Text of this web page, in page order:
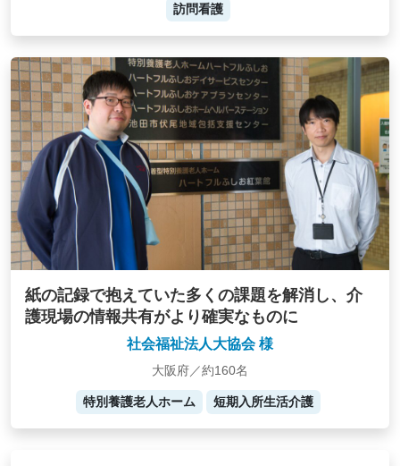
訪問看護
紙の記録で抱えていた多くの課題を解消し、介
護現場の情報共有がより確実なものに
社会福祉法人大協会 様
大阪府／約160名
特別養護老人ホーム 短期入所生活介護